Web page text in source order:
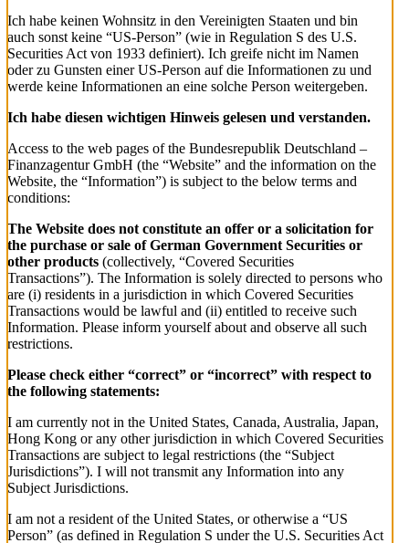
Ich habe keinen Wohnsitz in den Vereinigten Staaten und bin
auch sonst keine “US-Person” (wie in Regulation S des U.S.
Securities Act von 1933 definiert). Ich greife nicht im Namen
oder zu Gunsten einer US-Person auf die Informationen zu und
werde keine Informationen an eine solche Person weitergeben.
Ich habe diesen wichtigen Hinweis gelesen und verstanden.
Access to the web pages of the Bundesrepublik Deutschland –
Finanzagentur GmbH (the “Website” and the information on the
Website, the “Information”) is subject to the below terms and
conditions:
The Website does not constitute an offer or a solicitation for
the purchase or sale of German Government Securities or
other products (collectively, “Covered Securities
Transactions”). The Information is solely directed to persons who
are (i) residents in a jurisdiction in which Covered Securities
Transactions would be lawful and (ii) entitled to receive such
Information. Please inform yourself about and observe all such
restrictions.
Please check either “correct” or “incorrect” with respect to
the following statements:
I am currently not in the United States, Canada, Australia, Japan,
Hong Kong or any other jurisdiction in which Covered Securities
Transactions are subject to legal restrictions (the “Subject
Jurisdictions”). I will not transmit any Information into any
Subject Jurisdictions.
I am not a resident of the United States, or otherwise a “US
Person” (as defined in Regulation S under the U.S. Securities Act